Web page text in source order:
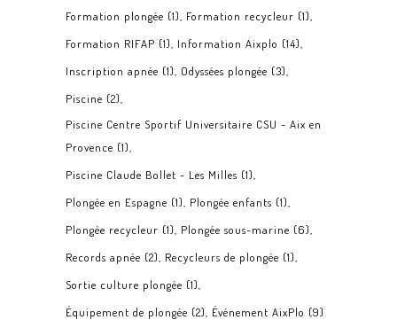
Formation plongée (1) Formation recycleur (1)
Formation RIFAP (1) Information Aixplo (14)
Inscription apnée (1) Odyssées plongée (3)
Piscine (2)
Piscine Centre Sportif Universitaire CSU - Aix en
Provence (1)
Piscine Claude Bollet - Les Milles (1)
Plongée en Espagne (1) Plongée enfants (1)
Plongée recycleur (1) Plongée sous-marine (6)
Records apnée (2) Recycleurs de plongée (1)
Sortie culture plongée (1)
Équipement de plongée (2) Événement AixPlo (9)